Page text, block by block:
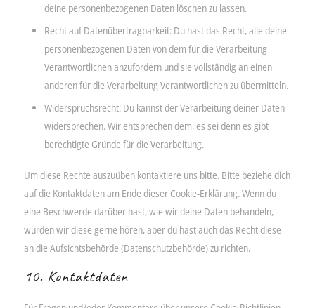
deine personenbezogenen Daten löschen zu lassen.
Recht auf Datenübertragbarkeit: Du hast das Recht, alle deine
personenbezogenen Daten von dem für die Verarbeitung
Verantwortlichen anzufordern und sie vollständig an einen
anderen für die Verarbeitung Verantwortlichen zu übermitteln.
Widerspruchsrecht: Du kannst der Verarbeitung deiner Daten
widersprechen. Wir entsprechen dem, es sei denn es gibt
berechtigte Gründe für die Verarbeitung.
Um diese Rechte auszuüben kontaktiere uns bitte. Bitte beziehe dich
auf die Kontaktdaten am Ende dieser Cookie-Erklärung. Wenn du
eine Beschwerde darüber hast, wie wir deine Daten behandeln,
würden wir diese gerne hören, aber du hast auch das Recht diese
an die Aufsichtsbehörde (Datenschutzbehörde) zu richten.
10. Kontaktdaten